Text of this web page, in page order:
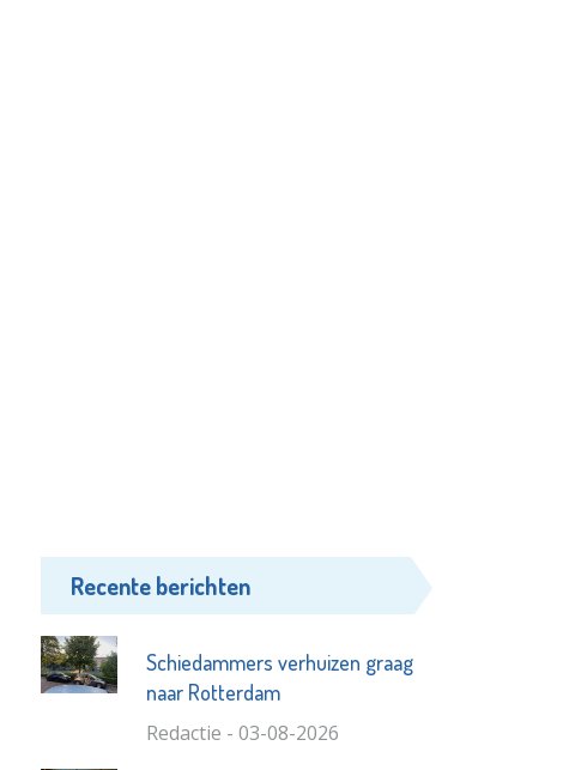
Recente berichten
Schiedammers verhuizen graag
naar Rotterdam
Redactie - 03-08-2026